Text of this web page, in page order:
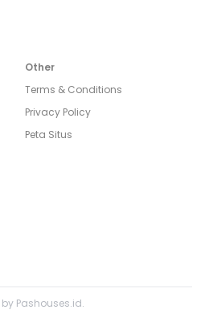
Other
Terms & Conditions
Privacy Policy
Peta Situs
by Pashouses.id.